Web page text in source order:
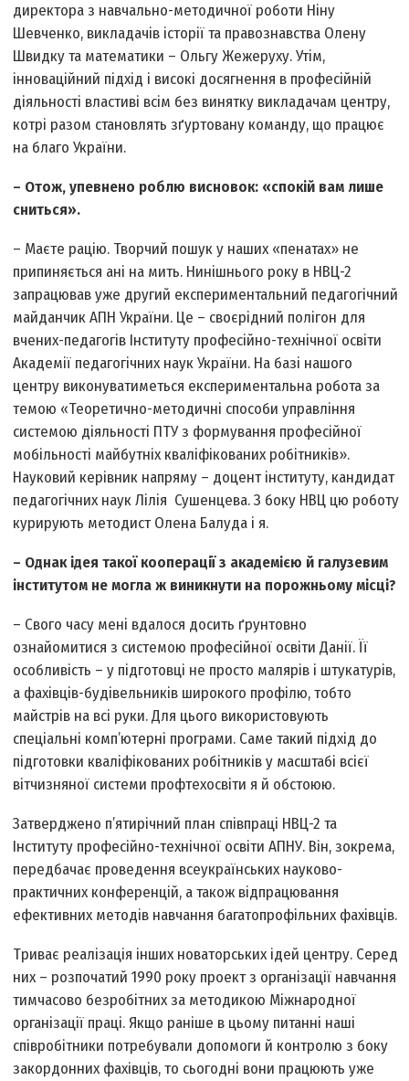
директора з навчально-методичної роботи Ніну
Шевченко, викладачів історії та правознавства Олену
Швидку та математики – Ольгу Жежеруху. Утім,
інноваційний підхід і високі досягнення в професійній
діяльності властиві всім без винятку викладачам центру,
котрі разом становлять зґуртовану команду, що працює
на благо України.
– Отож, упевнено роблю висновок: «спокій вам лише
сниться».
– Маєте рацію. Творчий пошук у наших «пенатах» не
припиняється ані на мить. Нинішнього року в НВЦ-2
запрацював уже другий експериментальний педагогічний
майданчик АПН України. Це – своєрідний полігон для
вчених-педагогів Інституту професійно-технічної освіти
Академії педагогічних наук України. На базі нашого
центру виконуватиметься експериментальна робота за
темою «Теоретично-методичні способи управління
системою діяльності ПТУ з формування професійної
мобільності майбутніх кваліфікованих робітників».
Науковий керівник напряму – доцент інституту, кандидат
педагогічних наук Лілія Сушенцева. З боку НВЦ цю роботу
курирують методист Олена Балуда і я.
– Однак ідея такої кооперації з академією й галузевим
інститутом не могла ж виникнути на порожньому місці?
– Свого часу мені вдалося досить ґрунтовно
ознайомитися з системою професійної освіти Данії. Її
особливість – у підготовці не просто малярів і штукатурів,
а фахівців-будівельників широкого профілю, тобто
майстрів на всі руки. Для цього використовують
спеціальні комп’ютерні програми. Саме такий підхід до
підготовки кваліфікованих робітників у масштабі всієї
вітчизняної системи профтехосвіти я й обстоюю.
Затверджено п’ятирічний план співпраці НВЦ-2 та
Інституту професійно-технічної освіти АПНУ. Він, зокрема,
передбачає проведення всеукраїнських науково-
практичних конференцій, а також відпрацювання
ефективних методів навчання багатопрофільних фахівців.
Триває реалізація інших новаторських ідей центру. Серед
них – розпочатий 1990 року проект з організації навчання
тимчасово безробітних за методикою Міжнародної
організації праці. Якщо раніше в цьому питанні наші
співробітники потребували допомоги й контролю з боку
закордонних фахівців, то сьогодні вони працюють уже